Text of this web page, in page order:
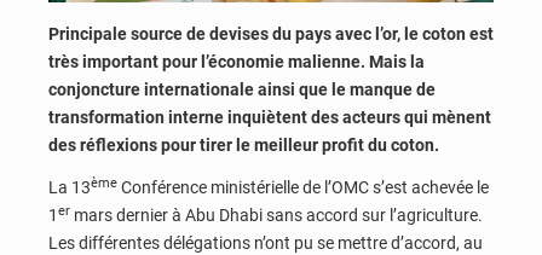
Principale source de devises du pays avec l’or, le coton est
très important pour l’économie malienne. Mais la
conjoncture internationale ainsi que le manque de
transformation interne inquiètent des acteurs qui mènent
des réflexions pour tirer le meilleur profit du coton.
La 13ème Conférence ministérielle de l’OMC s’est achevée le
1 er mars dernier à Abu Dhabi sans accord sur l’agriculture.
Les différentes délégations n’ont pu se mettre d’accord, au